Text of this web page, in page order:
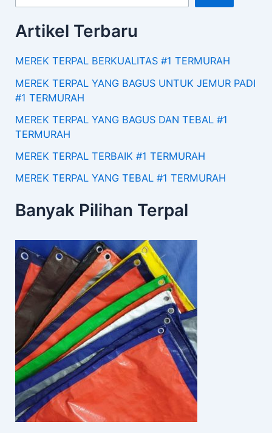
Artikel Terbaru
MEREK TERPAL BERKUALITAS #1 TERMURAH
MEREK TERPAL YANG BAGUS UNTUK JEMUR PADI
#1 TERMURAH
MEREK TERPAL YANG BAGUS DAN TEBAL #1
TERMURAH
MEREK TERPAL TERBAIK #1 TERMURAH
MEREK TERPAL YANG TEBAL #1 TERMURAH
Banyak Pilihan Terpal